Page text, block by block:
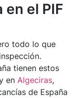
en el PIF
todo lo que
tienen estos
en Algeciras,
de España